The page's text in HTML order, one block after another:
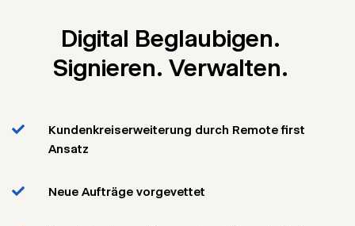
Digital Beglaubigen.
Signieren. Verwalten.
Kundenkreiserweiterung durch Remote first
Ansatz
Neue Aufträge vorgevettet